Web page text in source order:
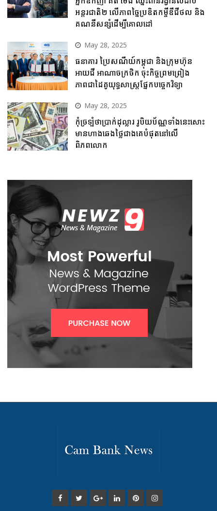
អន្តរជាតិ២ លើភាពច្នៃប្រឌិតកម្ចីឌីជីថល និង
គណនីសន្សំដើម្បីគោលដៅ
May 28, 2025
ធនាគារ ប្រៃសណីយ៍កម្ពុជា និងក្រុមហ៊ុន
អាយជី អាណាចក្រថិក ចុះកិច្ចព្រមព្រៀង
ភាពជាដៃគូយុទ្ធសាស្ត្រផ្នែកបច្ចេកវិទ្យា
May 28, 2025
កុំច្រឡំថាប្រាក់ដុល្លារ រូបិយប័ណ្ណទាំងនេះសោះ
មានហាងឆេងថ្លៃជាងគេបំផុតនៅលើ
ពិភពលោក